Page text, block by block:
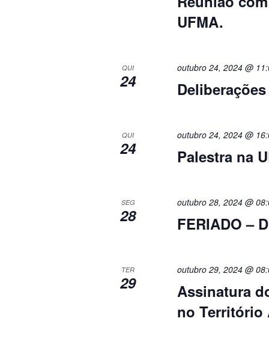
UFMA.
QUI
24
outubro 24, 2024 @
QUI
24 Palestra na
outubro 24, 2024 @
SEG
28 FERIADO –
outubro 28, 2024 @
TER
29
Assinatura
no Território
outubro 29, 2024 @